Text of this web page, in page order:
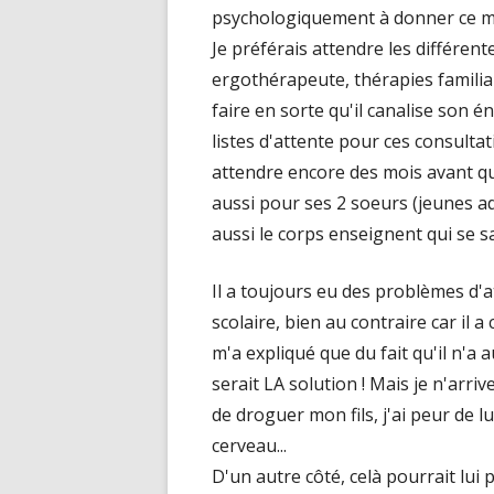
psychologiquement à donner ce
Je préférais attendre les
ergothérapeute, thérapies
faire en sorte qu'il canalise son
listes d'attente pour ces
attendre encore des mois avant
aussi pour ses 2 soeurs (jeunes
aussi le corps enseignent qui se
Il a toujours eu des problèmes
scolaire, bien au contraire car il
m'a expliqué que du fait qu'il n'a
serait LA solution ! Mais je
de droguer mon fils, j'ai peur de
cerveau...
D'un autre côté, celà pourrait lui